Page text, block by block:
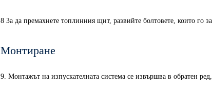
8 За да премахнете топлинния щит, развийте болтовете, които го
Монтиране
9. Монтажът на изпускателната система се извършва в обратен